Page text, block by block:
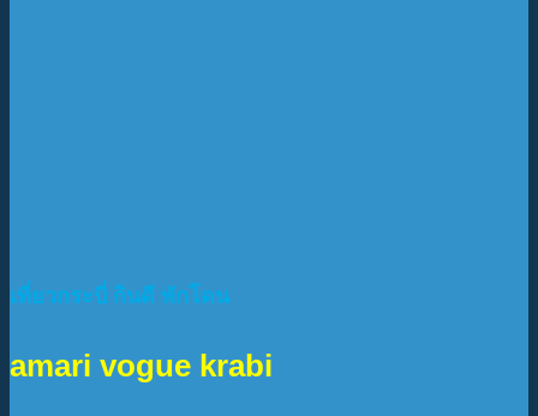
เที่ยวกระบี่ กินดี พักโดน
amari vogue krabi